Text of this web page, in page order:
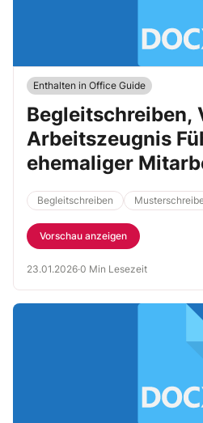
Enthalten in Office Guide
Begleitschreiben,
Arbeitszeugnis
ehemaliger
Begleitschreiben
Vorschau anzeigen
23.01.2026·0 Min Lesezeit